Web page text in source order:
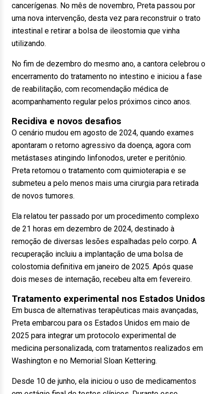
cancerígenas. No mês de novembro, Preta passou por
uma nova intervenção, desta vez para reconstruir o trato
intestinal e retirar a bolsa de ileostomia que vinha
utilizando.
No fim de dezembro do mesmo ano, a cantora celebrou o
encerramento do tratamento no intestino e iniciou a fase
de reabilitação, com recomendação médica de
acompanhamento regular pelos próximos cinco anos.
Recidiva e novos desafios
O cenário mudou em agosto de 2024, quando exames
apontaram o retorno agressivo da doença, agora com
metástases atingindo linfonodos, ureter e peritônio.
Preta retomou o tratamento com quimioterapia e se
submeteu a pelo menos mais uma cirurgia para retirada
de novos tumores.
Ela relatou ter passado por um procedimento complexo
de 21 horas em dezembro de 2024, destinado à
remoção de diversas lesões espalhadas pelo corpo. A
recuperação incluiu a implantação de uma bolsa de
colostomia definitiva em janeiro de 2025. Após quase
dois meses de internação, recebeu alta em fevereiro.
Tratamento experimental nos Estados Unidos
Em busca de alternativas terapêuticas mais avançadas,
Preta embarcou para os Estados Unidos em maio de
2025 para integrar um protocolo experimental de
medicina personalizada, com tratamentos realizados em
Washington e no Memorial Sloan Kettering.
Desde 10 de junho, ela iniciou o uso de medicamentos